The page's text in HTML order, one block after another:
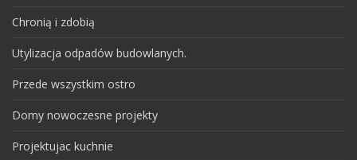
Chronią i zdobią
Utylizacja odpadów budowlanych.
Przede wszystkim ostro
Domy nowoczesne projekty
Projektujac kuchnie